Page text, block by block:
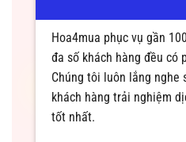
Hoa4mua phục vụ gần
đa số khách hàng đều có
Chúng tôi luôn lắng nghe
khách hàng trải nghiệm
tốt nhất.